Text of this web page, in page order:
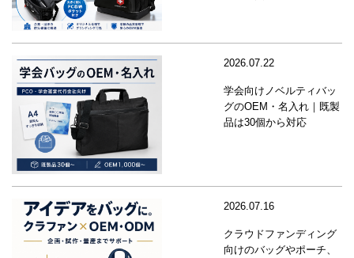
2026.07.22
学会向けノベルティバッ
グのOEM・名入れ｜既製
品は30個から対応
2026.07.16
クラウドファンディング
向けのバッグやポーチ、